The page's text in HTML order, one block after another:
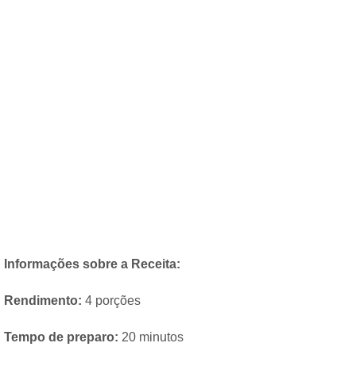
Informações sobre a Receita:
Rendimento: 4 porções
Tempo de preparo: 20 minutos